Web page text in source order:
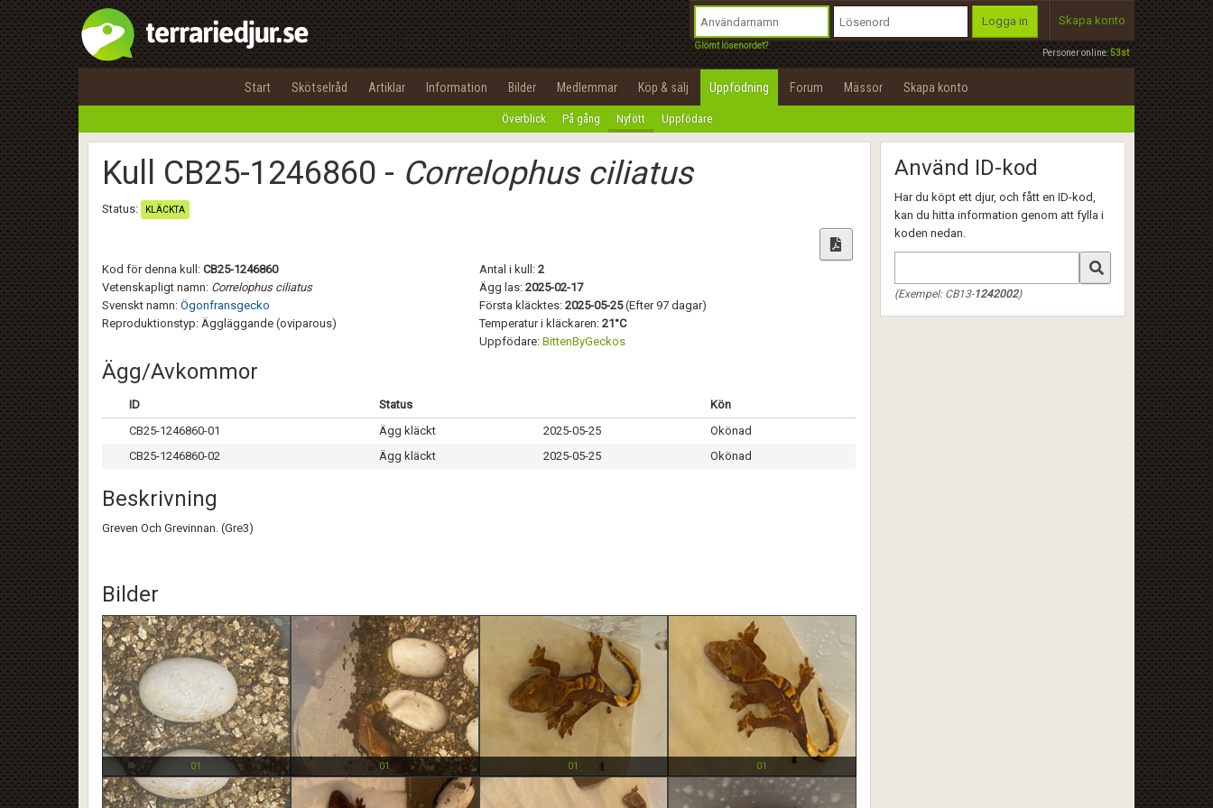
Personer online:53st
Logga in
Glömt lösenordet?
Skapa konto
Start Skötselråd Artiklar Information Bilder Medlemmar Köp & sälj Uppfödning Forum Mässor Skapa konto
Överblick På gång Nyfött Uppfödare
Kull CB25-1246860 - Correlophus ciliatus
Status: KLÄCKTA
Kod för denna kull: CB25-1246860
Vetenskapligt namn: Correlophus ciliatus
Svenskt namn: Ögonfransgecko
Reproduktionstyp: Äggläggande (oviparous)
Antal i kull: 2
Ägg las: 2025-02-17
Första kläcktes: 2025-05-25(Efter 97 dagar)
Temperatur i kläckaren: 21°C
Uppfödare: BittenByGeckos
Ägg/Avkommor
ID Status
Kön
CB25-1246860-01
Ägg kläckt 2025-05-25
Okönad
CB25-1246860-02
Ägg kläckt 2025-05-25 Okönad
Beskrivning
Greven Och Grevinnan. (Gre3)
Bilder
01 01 01 01
Använd ID-kod
Har du köpt ett djur, och fått en ID-kod,
kan du hitta information genom att fylla i
koden nedan.
(Exempel: CB13-1242002)
Utför
100%
OK
integritetspolicy
Namn:
Epost:
Lösenord:
Begär nytt lösenord
Tillbaka till förstasidan